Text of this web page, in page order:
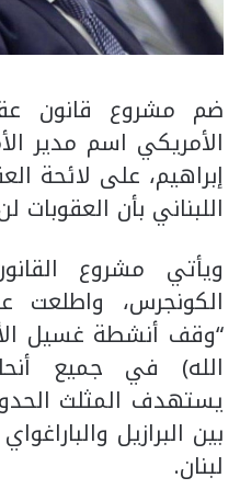
ضم مشروع قانون
الأمريكي اسم مدير
إبراهيم، على لائحة
اللبناني بأن العقوبات
ويأتي مشروع
الكونجرس، واطلعت
“وقف أنشطة غسيل
الله) في جميع
يستهدف المثلث
بين البرازيل
لبنان.